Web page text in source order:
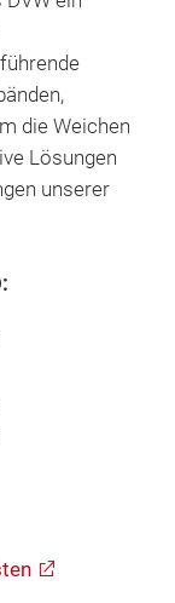
die Weichen
Lösungen
unserer